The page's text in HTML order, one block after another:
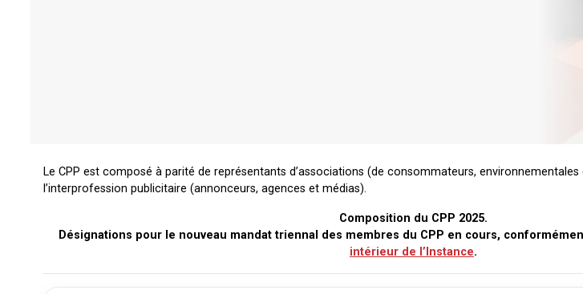
Le CPP est composé à parité de représentants d’associations (de consommateurs,
l’interprofession publicitaire (annonceurs, agences et médias).
Composition du CPP 2025.
Désignations pour le nouveau mandat triennal des membres du CPP en cours,
intérieur de l’Instance.